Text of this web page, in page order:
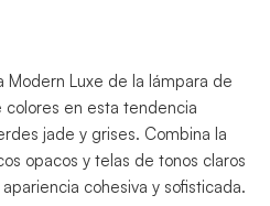
Modern Luxe de la lámpara de
en esta tendencia
jade y grises. Combina la
opacos y telas de tonos claros
cohesiva y sofisticada.